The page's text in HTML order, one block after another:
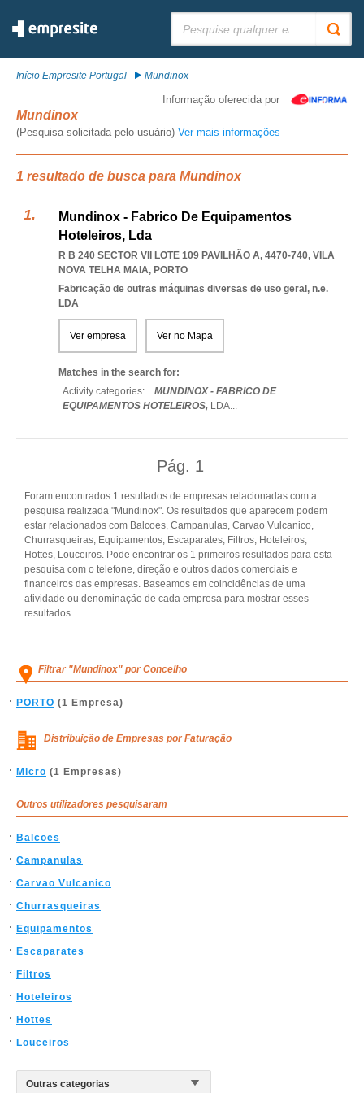
Início Empresite Portugal Mundinox
Informação oferecida por
Mundinox
(Pesquisa solicitada pelo usuário) Ver mais informações
1 resultado de busca para Mundinox
Mundinox - Fabrico De Equipamentos
Hoteleiros, Lda
R B 240 SECTOR VII LOTE 109 PAVILHÃO A, 4470-740, VILA
NOVA TELHA MAIA, PORTO
Fabricação de outras máquinas diversas de uso geral, n.e.
LDA
Ver empresa Ver no Mapa
Matches in the search for:
Activity categories: ...MUNDINOX - FABRICO DE
EQUIPAMENTOS HOTELEIROS, LDA...
Pág. 1
Foram encontrados 1 resultados de empresas relacionadas com a
pesquisa realizada "Mundinox". Os resultados que aparecem podem
estar relacionados com Balcoes, Campanulas, Carvao Vulcanico,
Churrasqueiras, Equipamentos, Escaparates, Filtros, Hoteleiros,
Hottes, Louceiros. Pode encontrar os 1 primeiros resultados para esta
pesquisa com o telefone, direção e outros dados comerciais e
financeiros das empresas. Baseamos em coincidências de uma
atividade ou denominação de cada empresa para mostrar esses
resultados.
Filtrar "Mundinox" por Concelho
PORTO (1 Empresa)
Distribuição de Empresas por Faturação
Micro (1 Empresas)
Outros utilizadores pesquisaram
Balcoes
Campanulas
Carvao Vulcanico
Churrasqueiras
Equipamentos
Escaparates
Filtros
Hoteleiros
Hottes
Louceiros